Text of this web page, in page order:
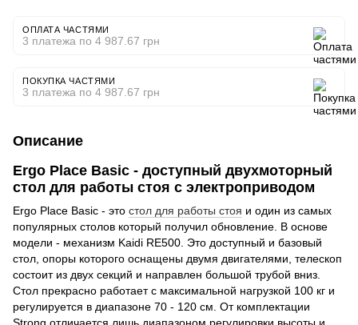
ОПЛАТА ЧАСТЯМИ
3 платежа по 4 987.67 грн
ПОКУПКА ЧАСТЯМИ
3 платежа по 4 987.67 грн
Описание
Ergo Place Basic - доступный двухмоторный
стол для работы стоя с электроприводом
Ergo Place Basic - это стол для работы стоя и один из самых
популярных столов который получил обновление. В основе
модели - механизм Kaidi RE500. Это доступный и базовый
стол, опоры которого оснащены двумя двигателями, телескоп
состоит из двух секций и направлен большой трубой вниз.
Стол прекрасно работает с максимальной нагрузкой 100 кг и
регулируется в диапазоне 70 - 120 см. От комплектации